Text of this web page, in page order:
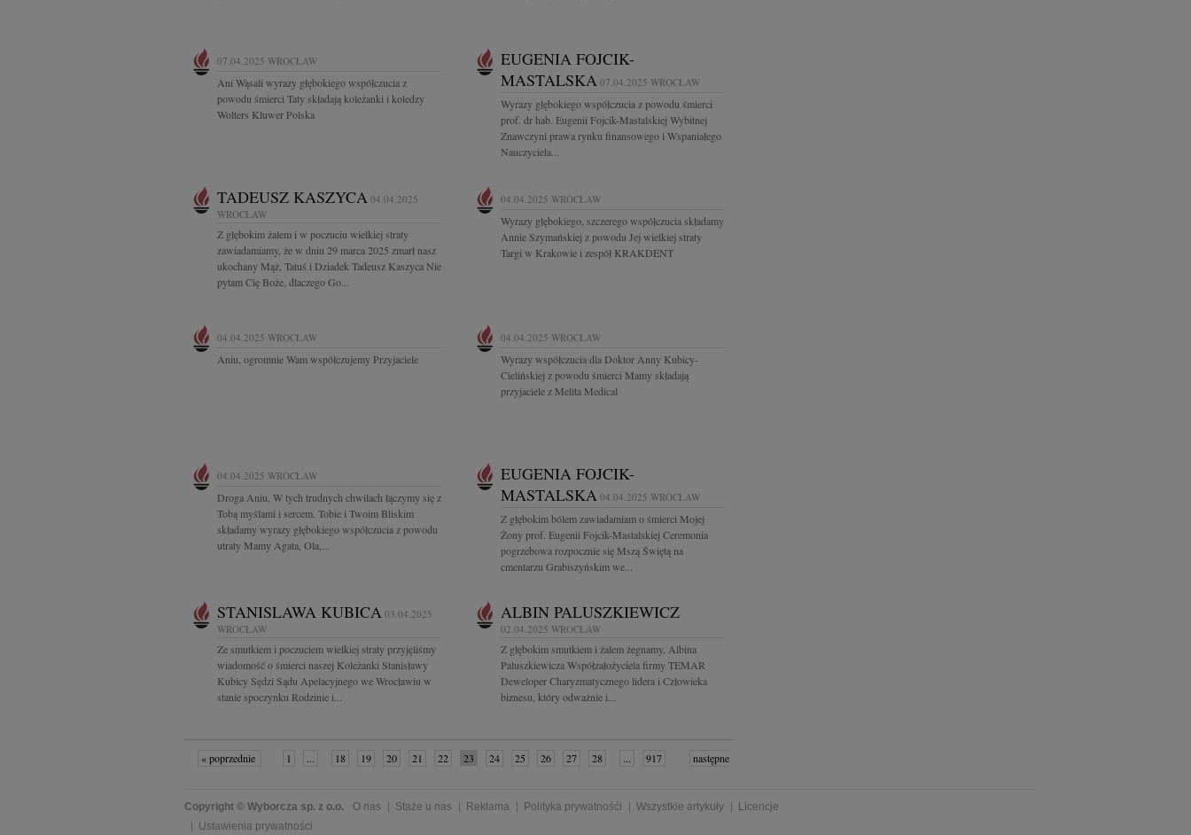
07.04.2025 WROCŁAW
Ani Wąsali wyrazy głębokiego współczucia z
powodu śmierci Taty składają koleżanki i koledzy
Wolters Kluwer Polska
EUGENIA FOJCIK-
MASTALSKA 07.04.2025 WROCŁAW
Wyrazy głębokiego współczucia z powodu śmierci
prof. dr hab. Eugenii Fojcik-Mastalskiej Wybitnej
Znawczyni prawa rynku finansowego i Wspaniałego
Nauczyciela...
TADEUSZ KASZYCA 04.04.2025
WROCŁAW
Z głębokim żalem i w poczuciu wielkiej straty
zawiadamiamy, że w dniu 29 marca 2025 zmarł nasz
ukochany Mąż, Tatuś i Dziadek Tadeusz Kaszyca Nie
pytam Cię Boże, dlaczego Go...
04.04.2025 WROCŁAW
Wyrazy głębokiego, szczerego współczucia składamy
Annie Szymańskiej z powodu Jej wielkiej straty
Targi w Krakowie i zespół KRAKDENT
04.04.2025 WROCŁAW
Aniu, ogromnie Wam współczujemy Przyjaciele
04.04.2025 WROCŁAW
Wyrazy współczucia dla Doktor Anny Kubicy-
Cielińskiej z powodu śmierci Mamy składają
przyjaciele z Melita Medical
04.04.2025 WROCŁAW
Droga Aniu, W tych trudnych chwilach łączymy się z
Tobą myślami i sercem. Tobie i Twoim Bliskim
składamy wyrazy głębokiego współczucia z powodu
utraty Mamy Agata, Ola,...
EUGENIA FOJCIK-
MASTALSKA 04.04.2025 WROCŁAW
Z głębokim bólem zawiadamiam o śmierci Mojej
Żony prof. Eugenii Fojcik-Mastalskiej Ceremonia
pogrzebowa rozpocznie się Mszą Świętą na
cmentarzu Grabiszyńskim we...
STANISLAWA KUBICA 03.04.2025
WROCŁAW
Ze smutkiem i poczuciem wielkiej straty przyjęliśmy
wiadomość o śmierci naszej Koleżanki Stanisławy
Kubicy Sędzi Sądu Apelacyjnego we Wrocławiu w
stanie spoczynku Rodzinie i...
ALBIN PALUSZKIEWICZ
02.04.2025 WROCŁAW
Z głębokim smutkiem i żalem żegnamy, Albina
Paluszkiewicza Współzałożyciela firmy TEMAR
Deweloper Charyzmatycznego lidera i Człowieka
biznesu, który odważnie i...
« poprzednie 1 ... 18 19 20 21 22 23 24 25 26 27 28 ... 917
następne
Copyright © Wyborcza sp. z o.o. O nas Staże u nas Reklama Polityka prywatnośći Wszystkie artykuły
Licencje
Ustawienia prywatności